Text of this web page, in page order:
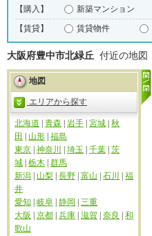
【購入】
新築マンション
【賃貸】
賃貸物件
大阪府豊中市北緑丘 付近の地図
地図
エリアから探す
北海道 青森 岩手 宮城 秋
田
山形 福島
東京 神奈川 埼玉 千葉 茨
城 栃木 群馬
新潟
山梨 長野 富山 石川
福
井
愛知
岐阜 静岡
三重
大阪
京都 兵庫 滋賀 奈良
和
歌山